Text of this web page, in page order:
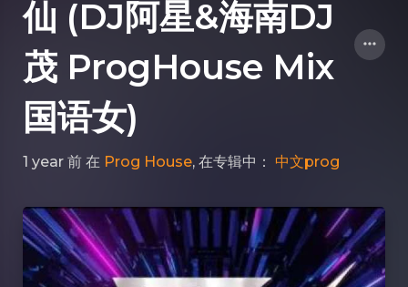
仙 (DJ阿星&海南DJ
茂 ProgHouse Mix
国语女)
1 year 前 在 Prog House, 在专辑中： 中文prog